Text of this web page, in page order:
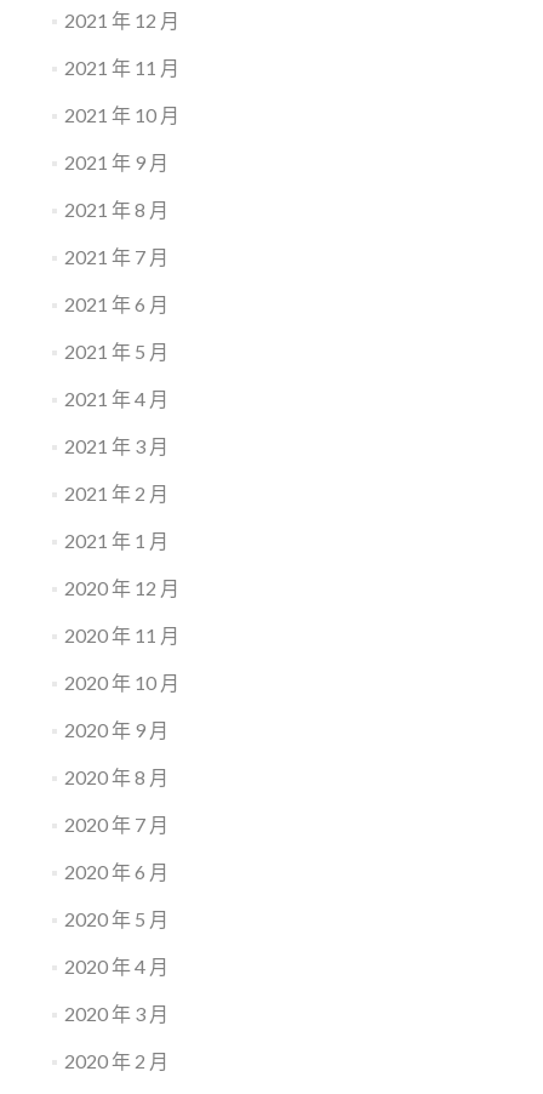
2021 年 12 月
2021 年 11 月
2021 年 10 月
2021 年 9 月
2021 年 8 月
2021 年 7 月
2021 年 6 月
2021 年 5 月
2021 年 4 月
2021 年 3 月
2021 年 2 月
2021 年 1 月
2020 年 12 月
2020 年 11 月
2020 年 10 月
2020 年 9 月
2020 年 8 月
2020 年 7 月
2020 年 6 月
2020 年 5 月
2020 年 4 月
2020 年 3 月
2020 年 2 月